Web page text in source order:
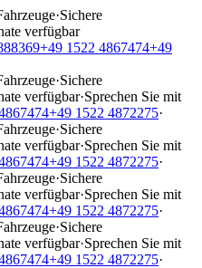
·Sichere
verfügbar
+49 1522 4867474+49
·Sichere
verfügbar·Sprechen Sie mit
+49 1522 4872275·
·Sichere
verfügbar·Sprechen Sie mit
+49 1522 4872275·
·Sichere
verfügbar·Sprechen Sie mit
+49 1522 4872275·
·Sichere
verfügbar·Sprechen Sie mit
+49 1522 4872275·